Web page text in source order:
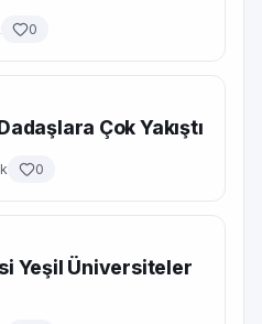
0
Çok Yakıştı
0
Yeşil Üniversiteler